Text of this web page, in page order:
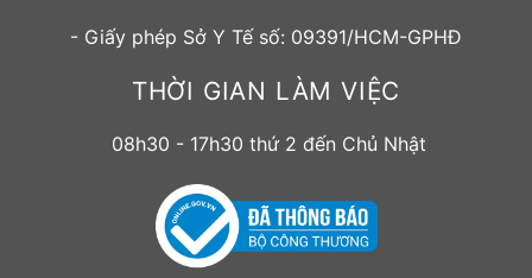
- Giấy phép Sở Y Tế số: 09391/HCM-GPHĐ
THỜI GIAN LÀM VIỆC
08h30 - 17h30 thứ 2 đến Chủ Nhật